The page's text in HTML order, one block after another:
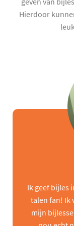
Hierdoor
Ik geef bijles
talen fan! Ik
mijn